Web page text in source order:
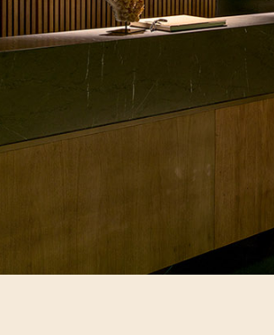
SHOP | SELEZIONE
WHAT'S COOKING
SUSTENTABILIDADE